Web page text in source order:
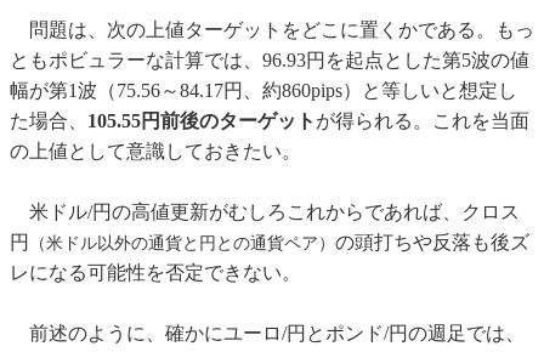
問題は、次の上値ターゲットをどこに置くかである。もっ
ともポビュラーな計算では、96.93円を起点とした第5波の値
幅が第1波（75.56～84.17円、約860pips）と等しいと想定し
た場合、 105.55円前後のターゲット が得られる。これを当面
の上値として意識しておきたい。
米ドル/円の高値更新がむしろこれからであれば、クロス
円
（米ドル以外の通貨と円との通貨ペア） の頭打ちや反落も後ズ
レになる可能性を否定できない。
前述のように、確かにユーロ/円とポンド/円の週足では、